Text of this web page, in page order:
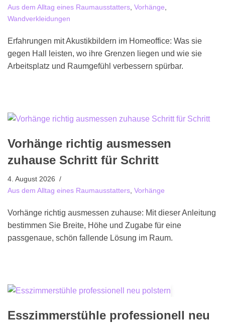
Aus dem Alltag eines Raumausstatters Vorhänge
Wandverkleidungen
Erfahrungen mit Akustikbildern im Homeoffice: Was sie
gegen Hall leisten, wo ihre Grenzen liegen und wie sie
Arbeitsplatz und Raumgefühl verbessern spürbar.
Vorhänge richtig ausmessen
zuhause Schritt für Schritt
4. August 2026
Aus dem Alltag eines Raumausstatters Vorhänge
Vorhänge richtig ausmessen zuhause: Mit dieser Anleitung
bestimmen Sie Breite, Höhe und Zugabe für eine
passgenaue, schön fallende Lösung im Raum.
Esszimmerstühle professionell neu